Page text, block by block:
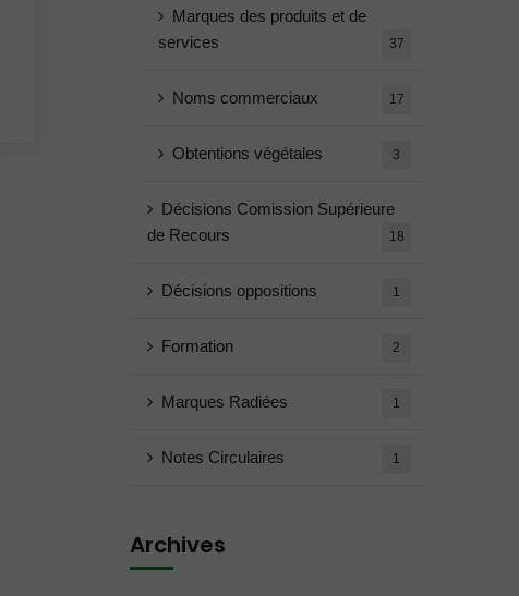
Marques des produits et de
services
37
Noms commerciaux 17
Obtentions végétales 3
Décisions Comission Supérieure
de Recours
18
Décisions oppositions 1
Formation 2
Marques Radiées 1
Notes Circulaires 1
Archives